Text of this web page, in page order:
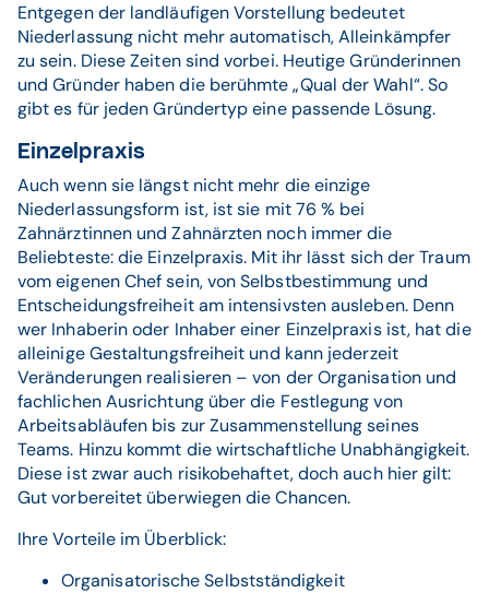
Entgegen der landläufigen Vorstellung bedeutet
Niederlassung nicht mehr automatisch, Alleinkämpfer
zu sein. Diese Zeiten sind vorbei. Heutige Gründerinnen
und Gründer haben die berühmte „Qual der Wahl“. So
gibt es für jeden Gründertyp eine passende Lösung.
Einzelpraxis
Auch wenn sie längst nicht mehr die einzige
Niederlassungsform ist, ist sie mit 76 % bei
Zahnärztinnen und Zahnärzten noch immer die
Beliebteste: die Einzelpraxis. Mit ihr lässt sich der Traum
vom eigenen Chef sein, von Selbstbestimmung und
Entscheidungsfreiheit am intensivsten ausleben. Denn
wer Inhaberin oder Inhaber einer Einzelpraxis ist, hat die
alleinige Gestaltungsfreiheit und kann jederzeit
Veränderungen realisieren – von der Organisation und
fachlichen Ausrichtung über die Festlegung von
Arbeitsabläufen bis zur Zusammenstellung seines
Teams. Hinzu kommt die wirtschaftliche Unabhängigkeit.
Diese ist zwar auch risikobehaftet, doch auch hier gilt:
Gut vorbereitet überwiegen die Chancen.
Ihre Vorteile im Überblick:
Organisatorische Selbstständigkeit